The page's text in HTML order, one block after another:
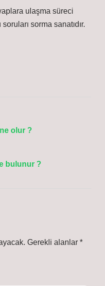
ulaşma süreci
sorma sanatıdır.
ne olur ?
bulunur ?
Gerekli alanlar *